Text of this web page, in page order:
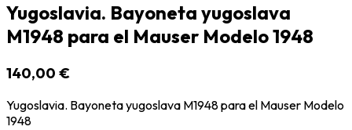
Yugoslavia. Bayoneta yugoslava
M1948 para el Mauser Modelo 1948
140,00 €
Yugoslavia. Bayoneta yugoslava M1948 para el Mauser Modelo
1948